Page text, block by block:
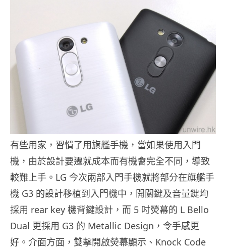
有些用家，習慣了用旗艦手機，當如果使用入門
機，由於設計要遷就成本而有機會完全不同，導致
較難上手。LG 今次兩部入門手機就將部分在旗艦手
機 G3 的設計移植到入門機中，開關鍵及音量鍵均
採用 rear key 機背鍵設計，而 5 吋熒幕的 L Bello
Dual 更採用 G3 的 Metallic Design，令手感更
好。介面方面，雙擊開啟熒幕顯示、Knock Code